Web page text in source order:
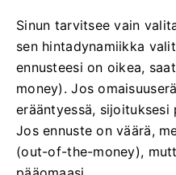
Sinun tarvitsee vain
sen hintadynamiikka
ennusteesi on oikea,
money). Jos
erääntyessä,
Jos ennuste on väärä,
(out-of-the-money),